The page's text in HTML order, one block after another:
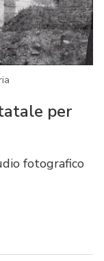
per
fotografico